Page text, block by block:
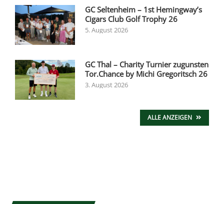
GC Seltenheim – 1st Hemingway’s
Cigars Club Golf Trophy 26
5. August 2026
GC Thal – Charity Turnier zugunsten
Tor.Chance by Michi Gregoritsch 26
3. August 2026
ALLE ANZEIGEN